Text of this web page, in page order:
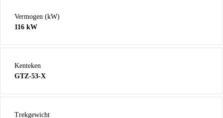
Vermogen (kW)
116 kW
Kenteken
GTZ-53-X
Trekgewicht